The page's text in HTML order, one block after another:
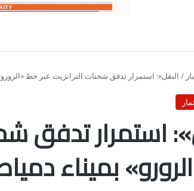
/ النقل»: استمرار تدفق شحنات الترانزيت عبر خط
استمرار تدفق
بميناء